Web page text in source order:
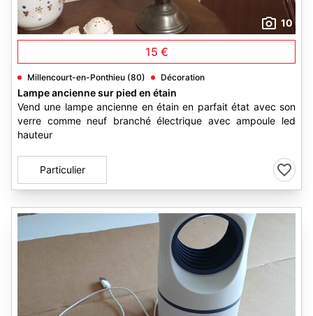
10
15 €
Millencourt-en-Ponthieu (80) Décoration
Lampe ancienne sur pied en étain
Vend une lampe ancienne en étain en parfait état avec son
verre comme neuf branché électrique avec ampoule led
hauteur
Particulier